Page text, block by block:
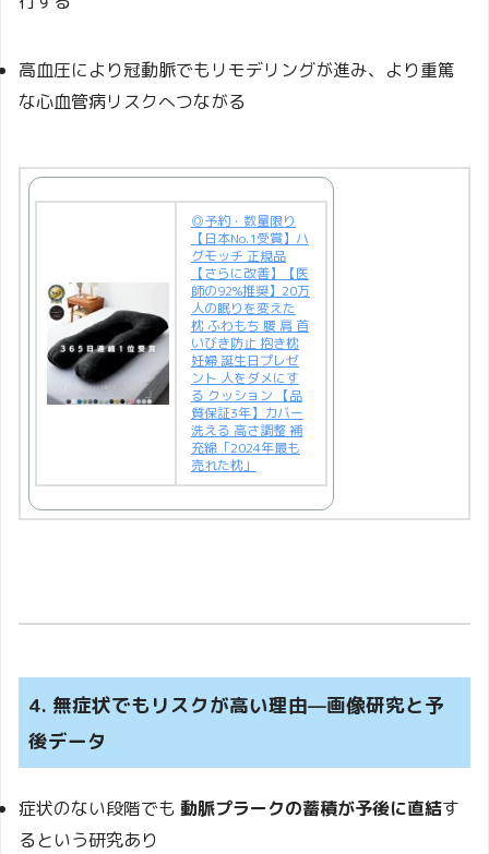
高血圧により冠動脈でもリモデリングが進み、より重篤
な心血管病リスクへつながる
◎予約・数量限り
【日本No.1受賞】ハ
グモッチ 正規品
【さらに改善】【医
師の92%推奨】20万
人の眠りを変えた
枕 ふわもち 腰 肩 首
いびき防止 抱き枕
妊婦 誕生日プレゼ
ント 人をダメにす
る クッション 【品
質保証3年】カバー
洗える 高さ調整 補
充綿「2024年最も
売れた枕」
4. 無症状でもリスクが高い理由—画像研究と予
後データ
症状のない段階でも 動脈プラークの蓄積が予後に直結す
るという研究あり